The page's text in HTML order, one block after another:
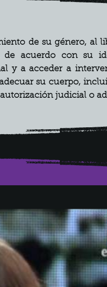
de su género, al
acuerdo con su
y a acceder a
su cuerpo,
judicial o